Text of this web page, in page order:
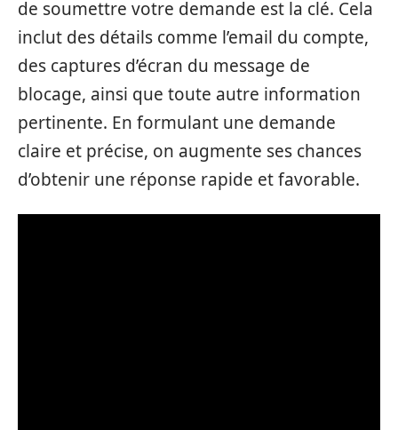
de soumettre votre demande est la clé. Cela
inclut des détails comme l’email du compte,
des captures d’écran du message de
blocage, ainsi que toute autre information
pertinente. En formulant une demande
claire et précise, on augmente ses chances
d’obtenir une réponse rapide et favorable.